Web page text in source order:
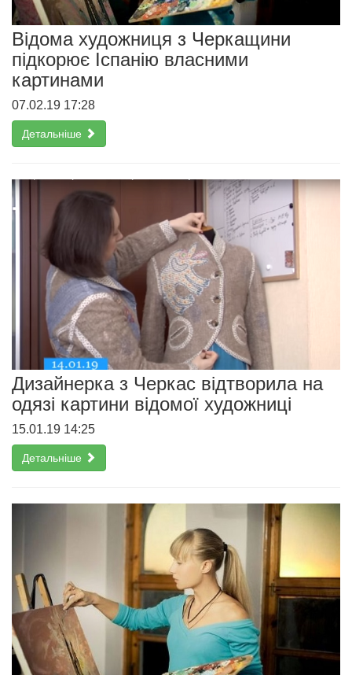
Відома художниця з Черкащини
підкорює Іспанію власними
картинами
07.02.19 17:28
Детальніше
Дизайнерка з Черкас відтворила на
одязі картини відомої художниці
15.01.19 14:25
Детальніше